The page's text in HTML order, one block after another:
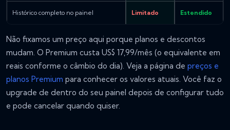
Histórico completo no painel Limitado Estendido
Não fixamos um preço aqui porque planos e descontos
mudam. O Premium custa US$ 17,99/mês (o equivalente em
reais conforme o câmbio do dia). Veja a página de preços e
planos Premium para conhecer os valores atuais. Você faz o
upgrade de dentro do seu painel depois de configurar tudo
e pode cancelar quando quiser.